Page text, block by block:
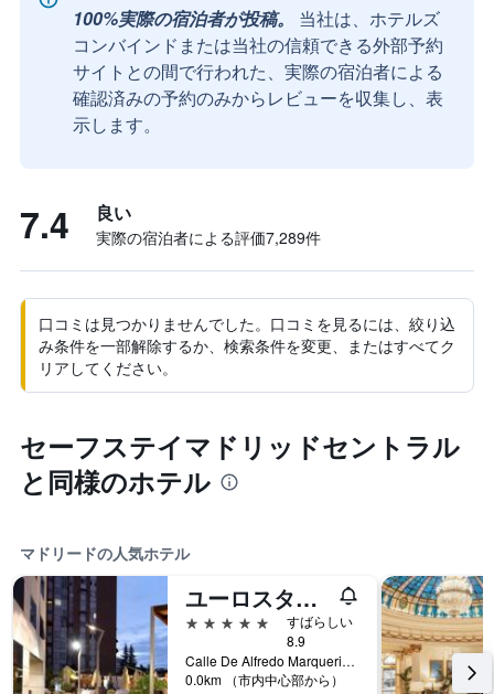
100%実際の宿泊者が投稿。
当社は、ホテルズ
コンバインドまたは当社の信頼できる外部予約
サイトとの間で行われた、実際の宿泊者による
確認済みの予約のみからレビューを収集し、表
示します。
7.4 良い
実際の宿泊者による評価7,289​件
口コミは見つかりませんでした。口コミを見るには、絞り込
み条件を一部解除するか、検索条件を変更、またはすべてク
リアしてください。
セーフステイマドリッドセントラル
と同様のホテル
マドリードの人気ホテル
ユーロスターズ スイーツ ミラシエラ
5つ星
すばらしい
8.9
Calle De Alfredo Marquerie, 43, マドリード, スペイン
0.0km （市内中心部から）